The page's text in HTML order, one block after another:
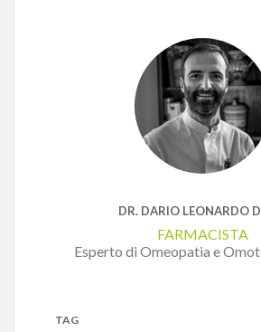
DR. DARIO LEONARDO
FARMACISTA
Esperto di Omeopatia e
TAG